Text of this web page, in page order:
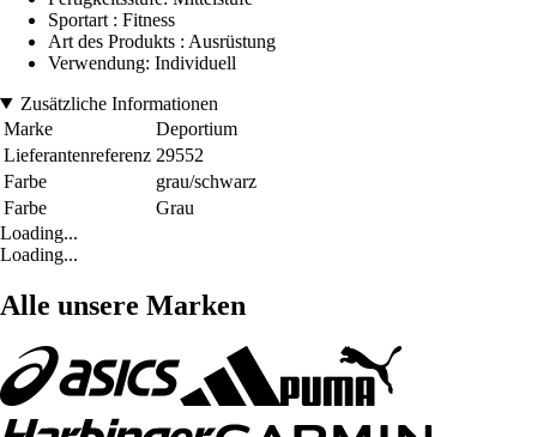
Sportart : Fitness
Art des Produkts : Ausrüstung
Verwendung: Individuell
Zusätzliche Informationen
Marke
Deportium
Lieferantenreferenz 29552
Farbe
grau/schwarz
Farbe
Grau
Loading...
Loading...
Alle unsere Marken